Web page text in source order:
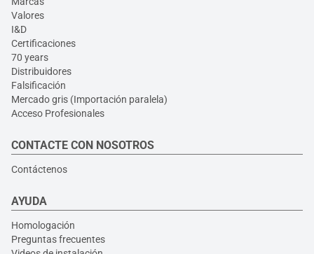
Valores
I&D
Certificaciones
70 years
Distribuidores
Falsificación
Mercado gris (Importación paralela)
Acceso Profesionales
CONTACTE CON NOSOTROS
Contáctenos
AYUDA
Homologación
Preguntas frecuentes